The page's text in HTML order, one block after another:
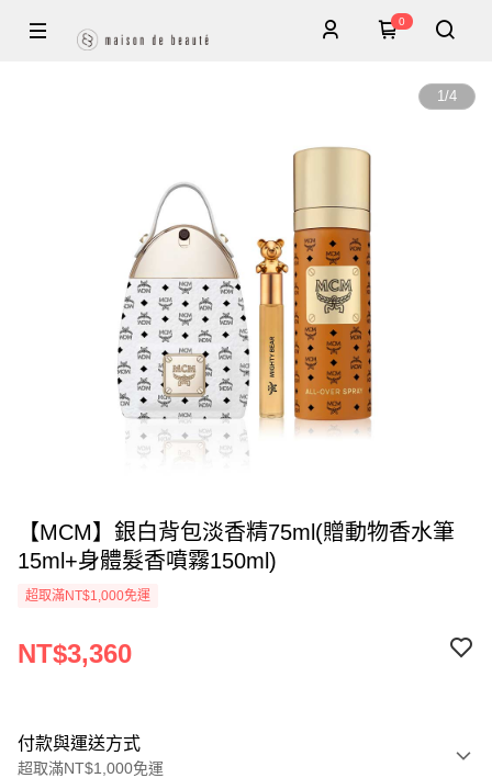
0
1/4
【MCM】銀白背包淡香精75ml(贈動物香水筆
15ml+身體髮香噴霧150ml)
超取滿NT$1,000免運
NT$3,360
付款與運送方式
超取滿NT$1,000免運